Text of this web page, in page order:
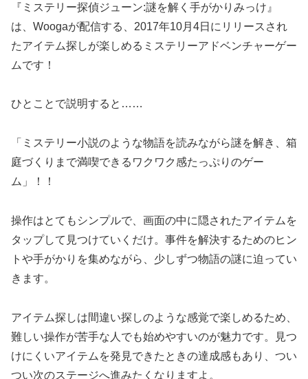
『ミステリー探偵ジューン:謎を解く手がかりみっけ』
は、Woogaが配信する、2017年10月4日にリリースされ
たアイテム探しが楽しめるミステリーアドベンチャーゲー
ムです！
ひとことで説明すると……
「ミステリー小説のような物語を読みながら謎を解き、箱
庭づくりまで満喫できるワクワク感たっぷりのゲー
ム」！！
操作はとてもシンプルで、画面の中に隠されたアイテムを
タップして見つけていくだけ。事件を解決するためのヒン
トや手がかりを集めながら、少しずつ物語の謎に迫ってい
きます。
アイテム探しは間違い探しのような感覚で楽しめるため、
難しい操作が苦手な人でも始めやすいのが魅力です。見つ
けにくいアイテムを発見できたときの達成感もあり、つい
つい次のステージへ進みたくなりますよ。